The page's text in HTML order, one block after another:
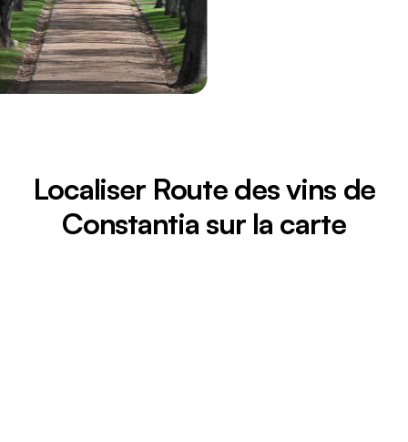
Localiser Route des vins de
Constantia sur la carte